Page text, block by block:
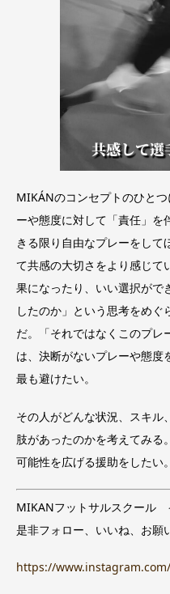
MIKÁNのコンセプトのひと
ーや態度に対して「責任」を
きる限り自由なプレーをして
て共感の大切さをより感じて
果になったり、いい選択がで
したのか」という思考をめぐ
だ。「それではなくこのプレ
は、決断がないプレーや態度
最も避けたい。
その人がどんな状況、スキル
肢があったのかを考えてみる
可能性を広げる援助をしたい。
MIKANフットサルスクール
是非フォロー、いいね、お願
https://